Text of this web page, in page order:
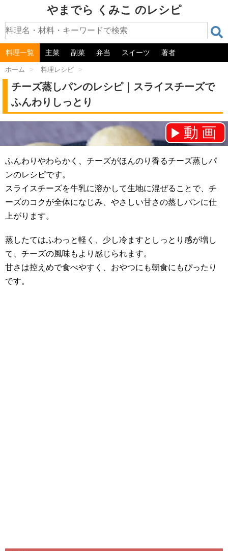
やまでら くみこ のレシピ
料理一覧 主菜 副菜 弁当 スイーツ 著者
ホーム > 料理レシピ >
チーズ蒸しパンのレシピ｜スライスチーズで
ふんわりしっとり
動画
チャンネル登録をお願いします！⇒
ふんわりやわらかく、チーズがほんのり香るチーズ蒸しパ
ンのレシピです。
スライスチーズを牛乳に溶かして生地に混ぜることで、チ
ーズのコクが全体になじみ、やさしい甘さの蒸しパンに仕
上がります。
蒸したてはふわっと軽く、少し冷ますとしっとり感が増し
て、チーズの風味もより感じられます。
甘さは控えめで食べやすく、おやつにも朝食にもぴったり
です。